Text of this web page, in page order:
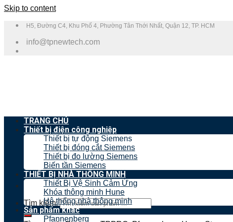
Skip to content
H5, Đường C4, Khu Phố 4, Phường Tân Thới Nhất, Quận 12, TP. HCM
info@tpnewtech.com
Tìm kiếm:
TRANG CHỦ
Thiết bị điện công nghiệp
Thiết bị tự động Siemens
Thiết bị đóng cắt Siemens
Thiết bị đo lường Siemens
Biến tần Siemens
THIẾT BỊ NHÀ THÔNG MINH
Thiết Bị Vệ Sinh Cảm Ứng
Khóa thông minh Hune
Hệ thống nhà thông minh
Sản phẩm khác
Pfannenberg